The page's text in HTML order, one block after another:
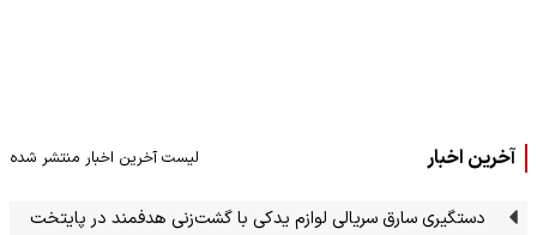
آخرین اخبار لیست آخرین اخبار منتشر شده
دستگیری سارق سریالی لوازم یدکی با گشت‌زنی هدفمند در پایتخت